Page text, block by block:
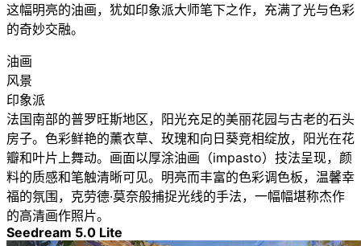
这幅明亮的油画，犹如印象派大师笔下之作，充满了光与色彩
的奇妙交融。
油画
风景
印象派
法国南部的普罗旺斯地区，阳光充足的美丽花园与古老的石头
房子。色彩鲜艳的薰衣草、玫瑰和向日葵竞相绽放，阳光在花
瓣和叶片上舞动。画面以厚涂油画（impasto）技法呈现，颜
料的质感和笔触清晰可见。明亮而丰富的色彩调色板，温馨幸
福的氛围，克劳德·莫奈般捕捉光线的手法，一幅幅堪称杰作
的高清画作照片。
Seedream 5.0 Lite